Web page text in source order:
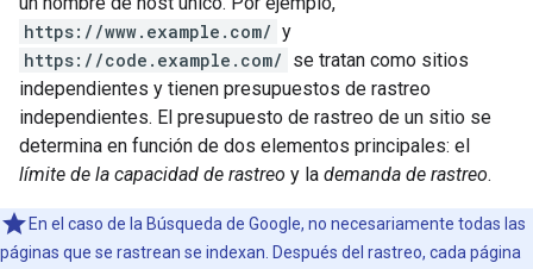
https://www.example.com/ y
https://code.example.com/ se tratan como sitios
independientes y tienen presupuestos de rastreo
independientes. El presupuesto de rastreo de un sitio se
determina en función de dos elementos principales: el
límite de la capacidad de rastreo y la demanda de rastreo.
En el caso de la Búsqueda de Google, no necesariamente todas las
páginas que se rastrean se indexan. Después del rastreo, cada página